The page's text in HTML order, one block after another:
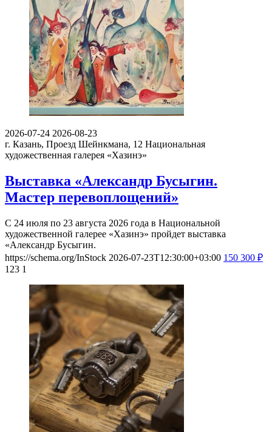
2026-07-24 2026-08-23
г. Казань, Проезд Шейнкмана, 12 Национальная
художественная галерея «Хазинэ»
Выставка «Александр Бусыгин.
Мастер перевоплощений»
С 24 июля по 23 августа 2026 года в Национальной
художественной галерее «Хазинэ» пройдет выставка
«Александр Бусыгин.
https://schema.org/InStock 2026-07-23T12:30:00+03:00 150 300 ₽
123 1